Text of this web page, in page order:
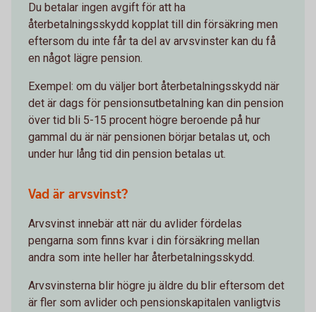
Du betalar ingen avgift för att ha
återbetalningsskydd kopplat till din försäkring men
eftersom du inte får ta del av arvsvinster kan du få
en något lägre pension.
Exempel: om du väljer bort återbetalningsskydd när
det är dags för pensionsutbetalning kan din pension
över tid bli 5-15 procent högre beroende på hur
gammal du är när pensionen börjar betalas ut, och
under hur lång tid din pension betalas ut.
Vad är arvsvinst?
Arvsvinst innebär att när du avlider fördelas
pengarna som finns kvar i din försäkring mellan
andra som inte heller har återbetalningsskydd.
Arvsvinsterna blir högre ju äldre du blir eftersom det
är fler som avlider och pensionskapitalen vanligtvis